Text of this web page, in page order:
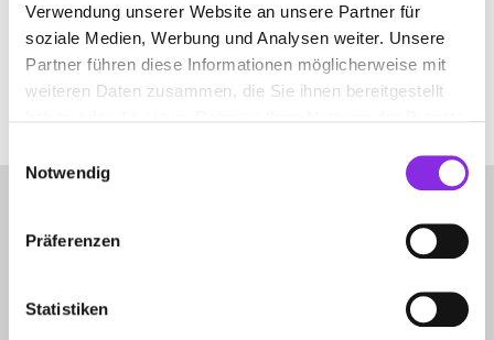
Verwendung unserer Website an unsere Partner für
soziale Medien, Werbung und Analysen weiter. Unsere
Partner führen diese Informationen möglicherweise mit
weiteren Daten zusammen, die Sie ihnen bereitgestellt
Notwendig
Präferenzen
Statistiken
SERVICE & DIENSTLEISTUNGEN
SPORT & FREIZEIT
ES WURDE NICHTS GEFUNDEN.